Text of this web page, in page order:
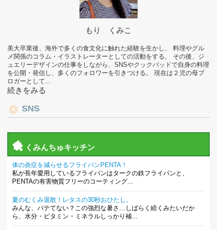
もり くみこ
美大卒業後、海外で多くの食文化に触れた経験を生かし、 料理やグル
メ関係のコラム・イラストレーターとしての活動をする。 その後、ジ
ュエリーデザインの仕事をしながら、SNSやクックパッドで自身の料理
を公開・発信し、多くのフォロワーを引きつける。 現在は２児の母ブ
ロガーとして...
続きをみる
SNS
くみんちゅキッチン
体の炎症を減らせるフライパンPENTA！
私が長年愛用しているフライパンはタークの鉄フライパンと、
PENTAの有害物質フリーのコーティング...
夏のむくみ退散！レタスの30秒おひたし。
みんな、バテてない？この強烈な暑さ…しばらく続くみたいだか
ら、水分・ビタミン・ミネラルしっかり補...